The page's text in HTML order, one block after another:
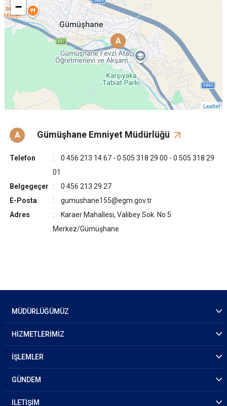
A
A
−
Leaflet
A Gümüşhane Emniyet Müdürlüğü
Telefon
0 456 213 14 67 - 0 505 318 29 00 - 0 505 318 29
01
Belgegeçer
0 456 213 29 27
E-Posta
gumushane155@egm.gov.tr
Adres
Karaer Mahallesi, Valibey Sok. No:5
Merkez/Gümüşhane
MÜDÜRLÜĞÜMÜZ
HİZMETLERİMİZ
İŞLEMLER
GÜNDEM
İLETİŞİM